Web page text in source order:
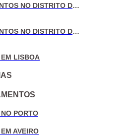
VENDA DE APARTAMENTOS NO DISTRITO DE COIMBRA
VENDA DE APARTAMENTOS NO DISTRITO DE LEIRIA
LISBOA
PORTO
AVEIRO